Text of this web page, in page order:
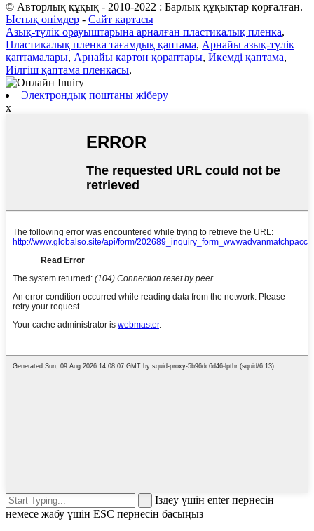
© Авторлық құқық - 2010-2022 : Барлық құқықтар қорғалған.
Ыстық өнімдер - Сайт картасы
Азық-түлік орауыштарына арналған пластикалық пленка,
Пластикалық пленка тағамдық қаптама, Арнайы азық-түлік
қаптамалары, Арнайы картон қораптары, Икемді қаптама,
Иілгіш қаптама пленкасы,
Электрондық поштаны жіберу
x
Іздеу үшін enter пернесін
немесе жабу үшін ESC пернесін басыңыз